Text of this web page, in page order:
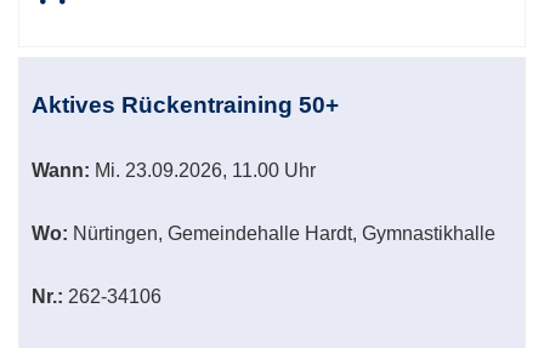
Aktives Rückentraining 50+
Wann: Mi. 23.09.2026, 11.00 Uhr
Wo: Nürtingen, Gemeindehalle Hardt, Gymnastikhalle
Nr.: 262-34106